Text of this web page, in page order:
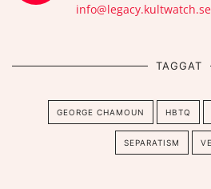
info@legacy.kultwatch.se
TAGGAT
GEORGE CHAMOUN HBTQ
SEPARATISM